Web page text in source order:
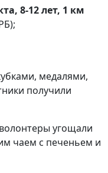
8-12 лет, 1 км
медалями,
получили
угощали
чаем с печеньем и